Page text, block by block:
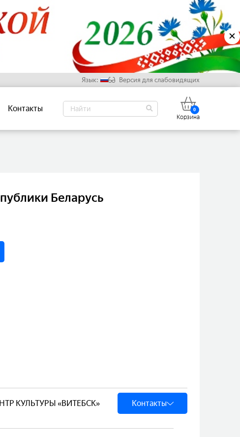
✕
Язык:
Белорусский
Версия для слабовидящих
Контакты 0
Корзина
Беларусь
КУЛЬТУРЫ «ВИТЕБСК» Контакты